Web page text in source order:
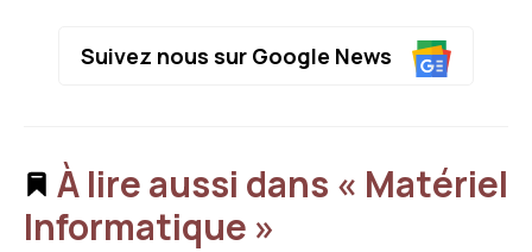
Suivez nous sur Google News
À lire aussi dans « Matériel
Informatique »